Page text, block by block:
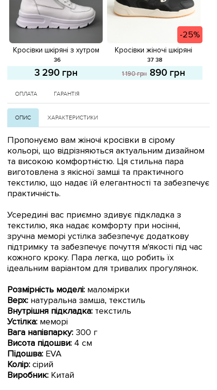
Кросівки шкіряні з хутром
587647 Білі
36
3 290 грн
-25%
Кросівки жіночі шкіряні
587866 Чорні розпродаж
37 38
1 190 грн 890 грн
ОПЛАТА ГАРАНТІЯ
ОПИС ХАРАКТЕРИСТИКИ
Пропонуємо вам жіночі кросівки в сірому
кольорі, що відрізняються актуальним дизайном
та високою комфортністю. Ця стильна пара
виготовлена з якісної замші та практичного
текстилю, що надає їй елегантності та забезпечує
практичність.
Усередині вас приємно здивує підкладка з
текстилю, яка надає комфорту при носінні,
зручна меморі устілка забезпечує додаткову
підтримку та забезпечує почуття м'якості під час
кожного кроку. Пара легка, що робить їх
ідеальним варіантом для тривалих прогулянок.
Розмірність моделі: маломірки
Верх: натуральна замша, текстиль
Внутрішня підкладка: текстиль
Устілка: меморі
Вага напівпарку: 300 г
Висота підошви: 4 см
Підошва: EVA
Колір: сірий
Виробник: Китай